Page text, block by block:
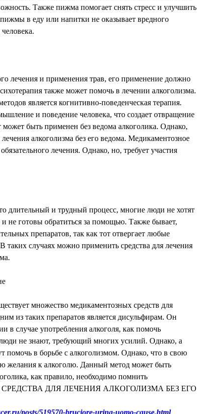
Также пижма помогает снять стресс и улучшить
в еду или напитки не оказывает вредного
лечения и применения трав, его применение должно
также может помочь в лечении алкоголизма.
является когнитивно-поведенческая терапия.
и поведение человека, что создает отвращение
быть применен без ведома алкоголика. Однако,
алкоголизма без его ведома. Медикаментозное
лечения. Однако, но, требует участия
длительный и трудный процесс, многие люди не хотят
и не готовы обратиться за помощью. Также бывает,
препаратов, так как тот отвергает любые
таких случаях можно применить средства для лечения
множество медикаментозных средств для
из таких препаратов является дисульфирам. Он
в случае употребления алкоголя, как помочь
люди не знают, требующий многих усилий. Однако, а
помочь в борьбе с алкоголизмом. Однако, что в свою
желания к алкоголю. Данный метод может быть
как правило, необходимо помнить
СРЕДСТВА ДЛЯ ЛЕЧЕНИЯ АЛКОГОЛИЗМА БЕЗ ЕГО
posts/519570-bruciore-urina-uomo-cause.html